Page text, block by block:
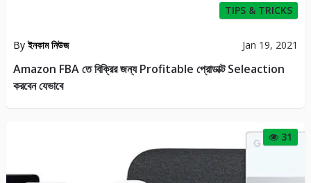
TIPS & TRICKS
Byইনকাম নিউজ Jan 19, 2021
Amazon FBA তে বিক্রির জন্য Profitable প্রোডাক্ট Seleaction
করবেন যেভাবে
31